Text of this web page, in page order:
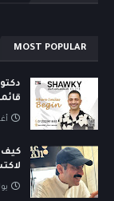
MOST POPULAR
كيف
يوليو